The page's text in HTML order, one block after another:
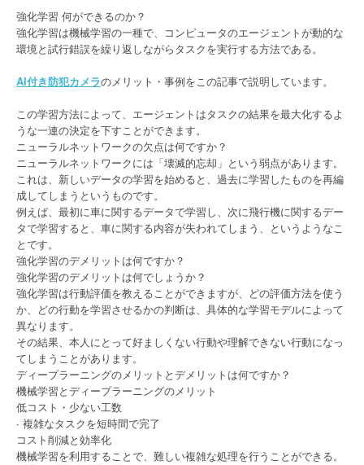
強化学習 何ができるのか？
強化学習は機械学習の一種で、コンピュータのエージェントが動的な
環境と試行錯誤を繰り返しながらタスクを実行する方法である。
AI付き防犯カメラのメリット・事例をこの記事で説明しています。
この学習方法によって、エージェントはタスクの結果を最大化するよ
うな一連の決定を下すことができます。
ニューラルネットワークの欠点は何ですか？
ニューラルネットワークには「壊滅的忘却」という弱点があります。
これは、新しいデータの学習を始めると、過去に学習したものを再編
成してしまうというものです。
例えば、最初に車に関するデータで学習し、次に飛行機に関するデー
タで学習すると、車に関する内容が失われてしまう、というようなこ
とです。
強化学習のデメリットは何ですか？
強化学習のデメリットは何でしょうか？
強化学習は行動評価を教えることができますが、どの評価方法を使う
か、どの行動を学習させるかの判断は、具体的な学習モデルによって
異なります。
その結果、本人にとって好ましくない行動や理解できない行動になっ
てしまうことがあります。
ディープラーニングのメリットとデメリットは何ですか？
機械学習とディープラーニングのメリット
低コスト・少ない工数
∙ 複雑なタスクを短時間で完了
コスト削減と効率化
機械学習を利用することで、難しい複雑な処理を行うことができる。